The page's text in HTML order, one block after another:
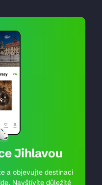
Jihlavou
a objevujte destinaci
Navštívíte důležité